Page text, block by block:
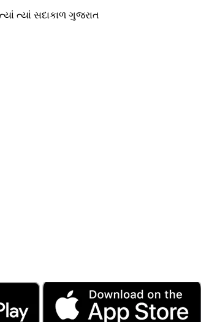
ત્યાં સદાકાળ ગુજરાત